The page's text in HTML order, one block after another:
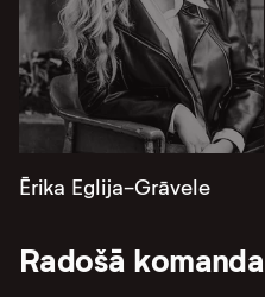
Ērika Eglija-Grāvele
Radošā komanda